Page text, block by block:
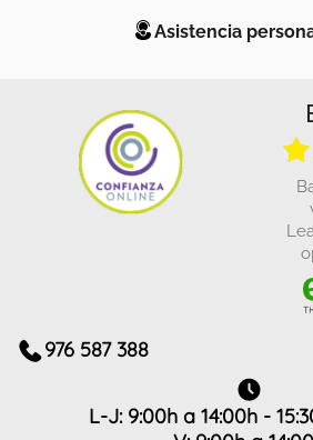
Asistencia
Lea algunas de las
976 587 388
L-J: 9:00h a 14:00h -